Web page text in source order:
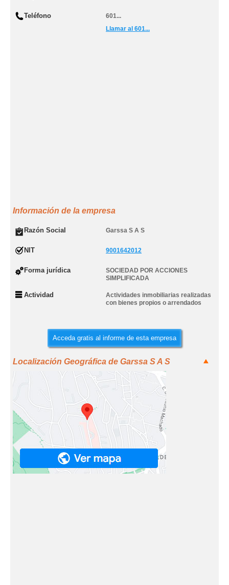
Teléfono
601...
Llamar al 601...
Información de la empresa
Razón Social Garssa S A S
NIT 9001642012
Forma jurídica
SOCIEDAD POR ACCIONES
SIMPLIFICADA
Actividad
Actividades inmobiliarias realizadas
con bienes propios o arrendados
Acceda gratis al informe de esta empresa
Localización Geográfica de Garssa S A S